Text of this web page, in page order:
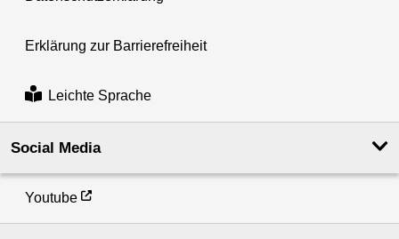
Erklärung zur Barrierefreiheit
Leichte Sprache
Social Media
Youtube